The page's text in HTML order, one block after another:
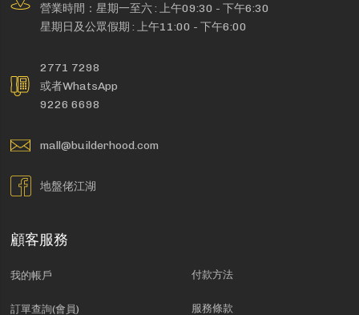
營業時間：星期一至六 : 上午09:30 - 下午6:30
星期日及公眾假期 : 上午11:00 - 下午6:00
2771 7298
或者WhatsApp
9226 6698
mall@builderhood.com
地盤佬江湖
顧客服務
我的帳戶
訂單查詢(會員)
付款方法
服務條款